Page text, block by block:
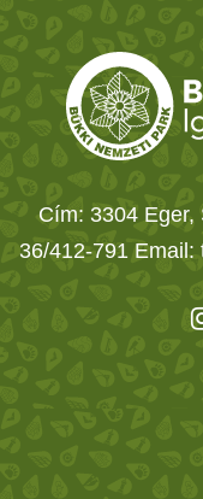
Cím: 3304 Eger,
36/412-791 Email: